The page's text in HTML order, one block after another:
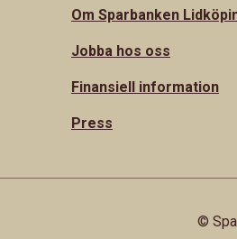
Om Sparbanken
Jobba hos oss
Finansiell information
Press
©